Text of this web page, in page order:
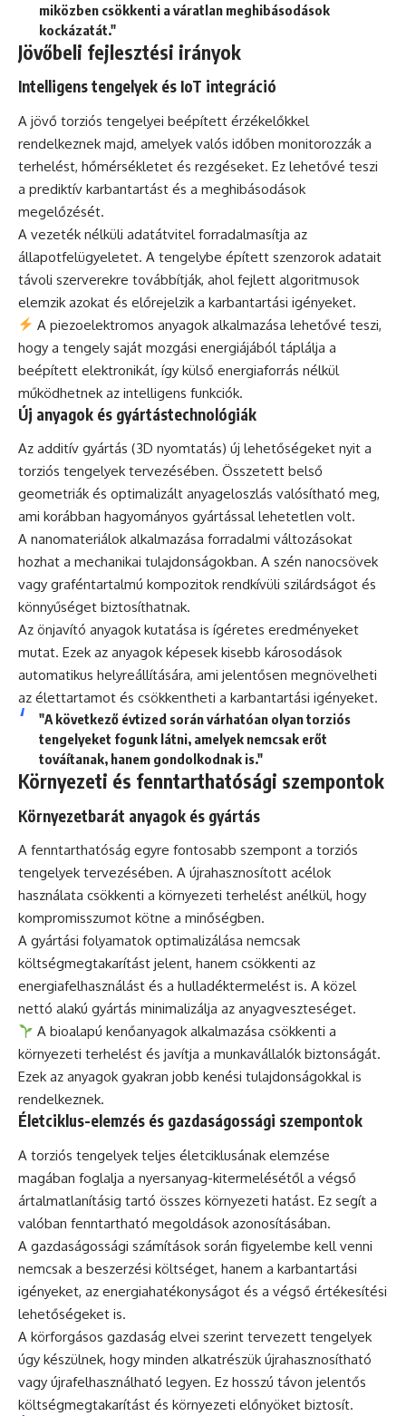
miközben csökkenti a váratlan meghibásodások
kockázatát."
Jövőbeli fejlesztési irányok
Intelligens tengelyek és IoT integráció
A jövő torziós tengelyei beépített érzékelőkkel
rendelkeznek majd, amelyek valós időben monitorozzák a
terhelést, hőmérsékletet és rezgéseket. Ez lehetővé teszi
a prediktív karbantartást és a meghibásodások
megelőzését.
A vezeték nélküli adatátvitel forradalmasítja az
állapotfelügyeletet. A tengelybe épített szenzorok adatait
távoli szerverekre továbbítják, ahol fejlett algoritmusok
elemzik azokat és előrejelzik a karbantartási igényeket.
A piezoelektromos anyagok alkalmazása lehetővé teszi,
hogy a tengely saját mozgási energiájából táplálja a
beépített elektronikát, így külső energiaforrás nélkül
működhetnek az intelligens funkciók.
Új anyagok és gyártástechnológiák
Az additív gyártás (3D nyomtatás) új lehetőségeket nyit a
torziós tengelyek tervezésében. Összetett belső
geometriák és optimalizált anyageloszlás valósítható meg,
ami korábban hagyományos gyártással lehetetlen volt.
A nanomateriálok alkalmazása forradalmi változásokat
hozhat a mechanikai tulajdonságokban. A szén nanocsövek
vagy graféntartalmú kompozitok rendkívüli szilárdságot és
könnyűséget biztosíthatnak.
Az önjavító anyagok kutatása is ígéretes eredményeket
mutat. Ezek az anyagok képesek kisebb károsodások
automatikus helyreállítására, ami jelentősen megnövelheti
az élettartamot és csökkentheti a karbantartási igényeket.
"A következő évtized során várhatóan olyan torziós
tengelyeket fogunk látni, amelyek nemcsak erőt
továítanak, hanem gondolkodnak is."
Környezeti és fenntarthatósági szempontok
Környezetbarát anyagok és gyártás
A fenntarthatóság egyre fontosabb szempont a torziós
tengelyek tervezésében. A újrahasznosított acélok
használata csökkenti a környezeti terhelést anélkül, hogy
kompromisszumot kötne a minőségben.
A gyártási folyamatok optimalizálása nemcsak
költségmegtakarítást jelent, hanem csökkenti az
energiafelhasználást és a hulladéktermelést is. A közel
nettó alakú gyártás minimalizálja az anyagveszteséget.
A bioalapú kenőanyagok alkalmazása csökkenti a
környezeti terhelést és javítja a munkavállalók biztonságát.
Ezek az anyagok gyakran jobb kenési tulajdonságokkal is
rendelkeznek.
Életciklus-elemzés és gazdaságossági szempontok
A torziós tengelyek teljes életciklusának elemzése
magában foglalja a nyersanyag-kitermelésétől a végső
ártalmatlanításig tartó összes környezeti hatást. Ez segít a
valóban fenntartható megoldások azonosításában.
A gazdaságossági számítások során figyelembe kell venni
nemcsak a beszerzési költséget, hanem a karbantartási
igényeket, az energiahatékonyságot és a végső értékesítési
lehetőségeket is.
A körforgásos gazdaság elvei szerint tervezett tengelyek
úgy készülnek, hogy minden alkatrészük újrahasznosítható
vagy újrafelhasználható legyen. Ez hosszú távon jelentős
költségmegtakarítást és környezeti előnyöket biztosít.